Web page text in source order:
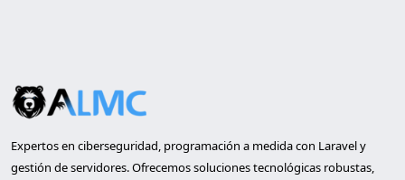
Expertos en ciberseguridad, programación a medida con Laravel y
gestión de servidores. Ofrecemos soluciones tecnológicas robustas,